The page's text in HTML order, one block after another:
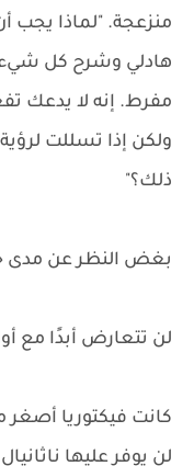
منزعجة. "لماذا يجب
هادلي وشرح كل
مفرط. إنه لا يدعك
ولكن إذا تسللت
ذلك؟"
بغض النظر عن مدى
لن تتعارض أبدًا مع
كانت فيكتوريا أصغر
لن يوفر عليها